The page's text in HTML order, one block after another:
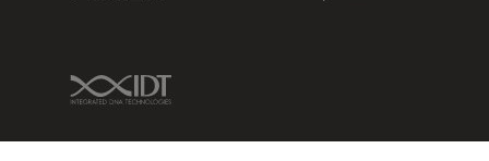
IDT Link